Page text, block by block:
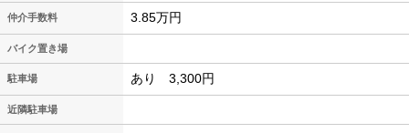
仲介手数料 3.85万円
バイク置き場
駐車場 あり 3,300円
近隣駐車場